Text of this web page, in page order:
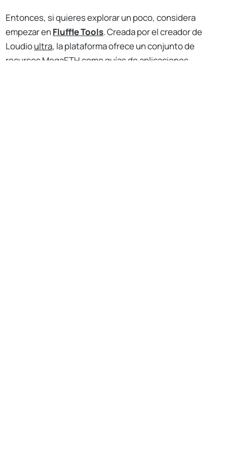
Entonces, si quieres explorar un poco, considera
empezar en Fluffle Tools. Creada por el creador de
Loudioultra, la plataforma ofrece un conjunto de
recursos MegaETH como guías de aplicaciones